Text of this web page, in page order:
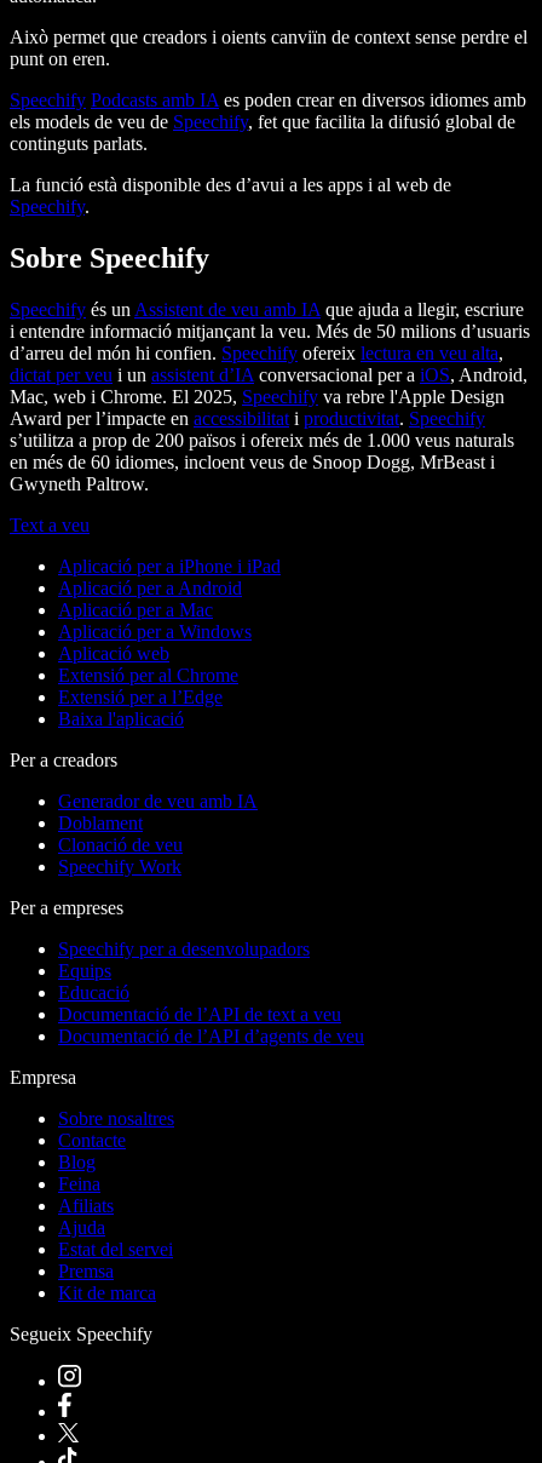
Això permet que creadors i oients canviïn de context sense perdre el
punt on eren.
Speechify Podcasts amb IA es poden crear en diversos idiomes amb
els models de veu de Speechify, fet que facilita la difusió global de
continguts parlats.
La funció està disponible des d’avui a les apps i al web de
Speechify.
Sobre Speechify
Speechify és un Assistent de veu amb IA que ajuda a llegir, escriure
i entendre informació mitjançant la veu. Més de 50 milions d’usuaris
d’arreu del món hi confien. Speechify ofereix lectura en veu alta,
dictat per veu i un assistent d’IA conversacional per a iOS, Android,
Mac, web i Chrome. El 2025, Speechify va rebre l'Apple Design
Award per l’impacte en accessibilitat i productivitat. Speechify
s’utilitza a prop de 200 països i ofereix més de 1.000 veus naturals
en més de 60 idiomes, incloent veus de Snoop Dogg, MrBeast i
Gwyneth Paltrow.
Text a veu
Aplicació per a iPhone i iPad
Aplicació per a Android
Aplicació per a Mac
Aplicació per a Windows
Aplicació web
Extensió per al Chrome
Extensió per a l’Edge
Baixa l'aplicació
Per a creadors
Generador de veu amb IA
Doblament
Clonació de veu
Speechify Work
Per a empreses
Speechify per a desenvolupadors
Equips
Educació
Documentació de l’API de text a veu
Documentació de l’API d’agents de veu
Empresa
Sobre nosaltres
Contacte
Blog
Feina
Afiliats
Ajuda
Estat del servei
Premsa
Kit de marca
Segueix Speechify